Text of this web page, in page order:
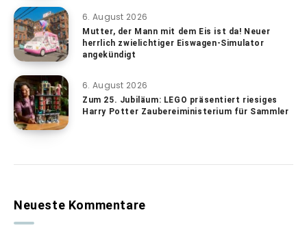
6. August 2026
Mutter, der Mann mit dem Eis ist da! Neuer
herrlich zwielichtiger Eiswagen-Simulator
angekündigt
6. August 2026
Zum 25. Jubiläum: LEGO präsentiert riesiges
Harry Potter Zaubereiministerium für Sammler
Neueste Kommentare